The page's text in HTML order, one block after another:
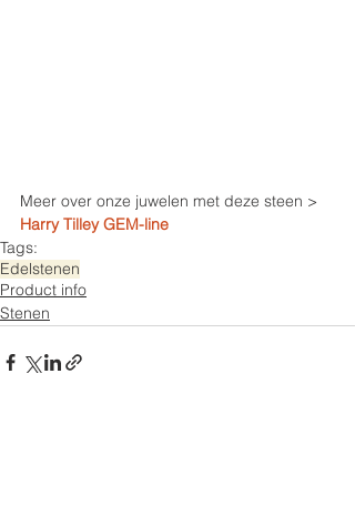
Meer over onze juwelen met deze steen >
Harry Tilley GEM-line
Tags:
Edelstenen
Product info
Stenen